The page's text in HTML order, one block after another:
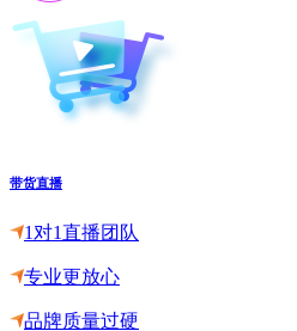
带货直播
1对1直播团队
专业更放心
品牌质量过硬